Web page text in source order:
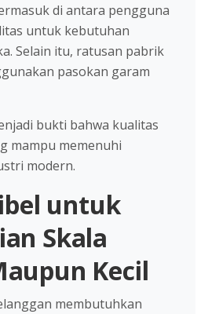
di antara pengguna
untuk kebutuhan
Selain itu, ratusan pabrik
pasokan garam
bukti bahwa kualitas
mampu memenuhi
modern.
untuk
Skala
Kecil
membutuhkan